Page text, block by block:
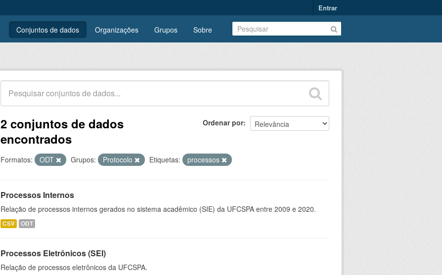
Entrar
Conjuntos de dados Organizações Grupos Sobre
Ordenar por
2 conjuntos de dados
encontrados
Formatos: ODT Grupos: Protocolo Etiquetas: processos
Processos Internos
Relação de processos internos gerados no sistema acadêmico (SIE) da UFCSPA entre 2009 e 2020.
CSV ODT
Processos Eletrônicos (SEI)
Relação de processos eletrônicos da UFCSPA.